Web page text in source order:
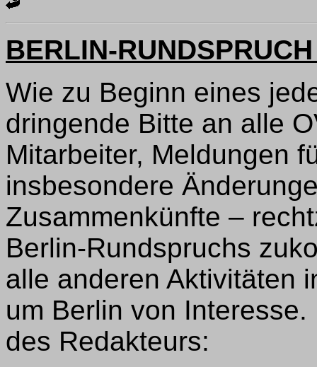
BERLIN-
Wie zu Beginn eines
dringende Bitte an alle
Mitarbeiter, Meldungen
insbesondere
Zusammenkünfte –
Berlin-Rundspruchs
alle anderen Aktivitäten
um Berlin von
des Redakteurs: